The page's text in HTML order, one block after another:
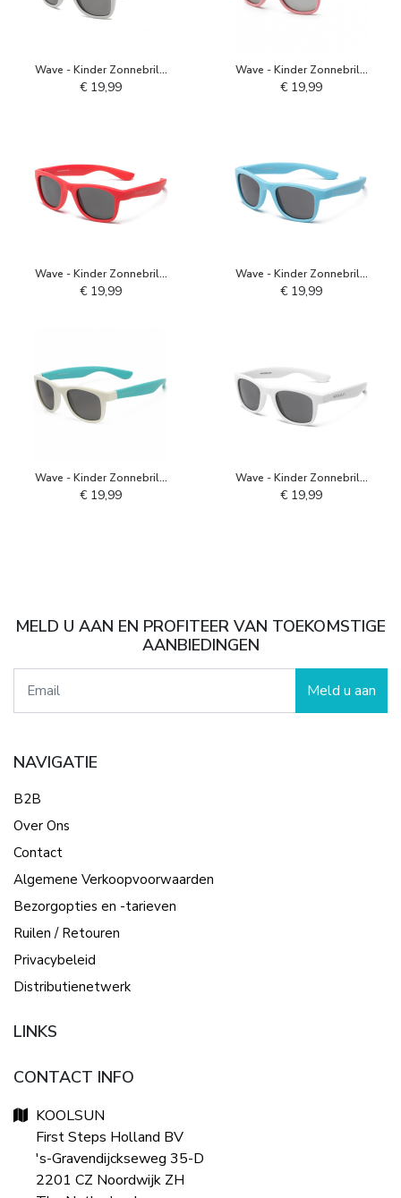
Wave - Kinder Zonnebril -
Lichtgrijs
€ 19,99
Wave - Kinder Zonnebril -
Pink Sachet
€ 19,99
Wave - Kinder Zonnebril -
Rood
€ 19,99
Wave - Kinder Zonnebril -
Lichtblauw
€ 19,99
Wave - Kinder Zonnebril -
Wit Aquarius
€ 19,99
Wave - Kinder Zonnebril -
Wit Marshmallow
€ 19,99
MELD U AAN EN PROFITEER VAN TOEKOMSTIGE
AANBIEDINGEN
Meld u aan
NAVIGATIE
B2B
Over Ons
Contact
Algemene Verkoopvoorwaarden
Bezorgopties en -tarieven
Ruilen / Retouren
Privacybeleid
Distributienetwerk
LINKS
CONTACT INFO
KOOLSUN
First Steps Holland BV
's-Gravendijckseweg 35-D
2201 CZ Noordwijk ZH